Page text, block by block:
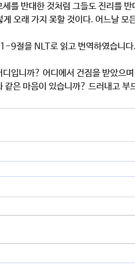
오래 가지 못할 것이다. 어느날 모
9절을 NLT로 읽고 번역하였습니다.
디입니까? 어디에서 건짐을 받았으
같은 마음이 있습니까? 드러내고 부